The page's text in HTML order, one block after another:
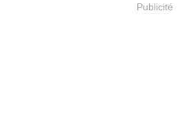
Publicité